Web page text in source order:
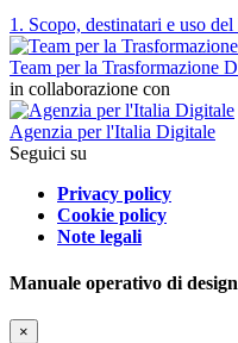
1. Scopo, destinatari e uso
Team per la Trasformazione
in collaborazione con
Agenzia per l'Italia Digitale
Seguici su
Privacy policy
Cookie policy
Note legali
Manuale operativo di design
×